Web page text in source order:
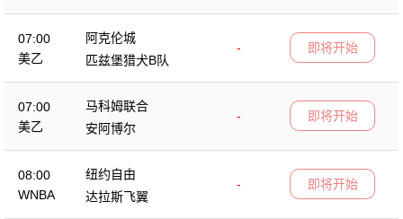
07:00
美乙
阿克伦城
-
匹兹堡猎犬B队
即将开始
07:00
美乙
马科姆联合
-
安阿博尔
即将开始
08:00
WNBA
纽约自由
-
达拉斯飞翼
即将开始